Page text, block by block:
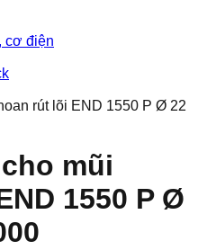
cơ điện
rút lõi END 1550 P Ø 22
mũi
1550 P Ø